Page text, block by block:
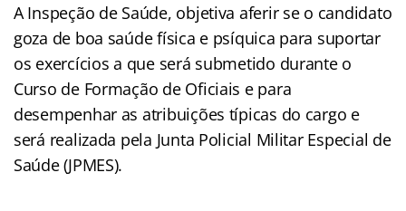
A Inspeção de Saúde, objetiva aferir se o candidato
goza de boa saúde física e psíquica para suportar
os exercícios a que será submetido durante o
Curso de Formação de Oficiais e para
desempenhar as atribuições típicas do cargo e
será realizada pela Junta Policial Militar Especial de
Saúde (JPMES).